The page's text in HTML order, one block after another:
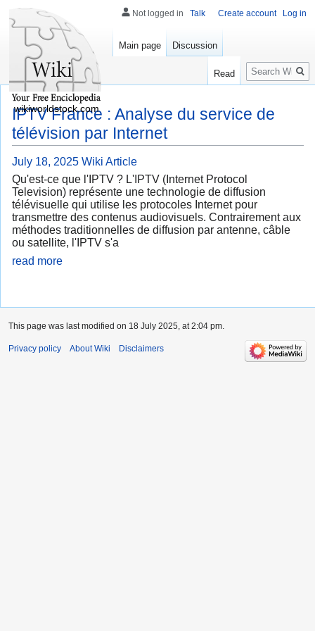
IPTV France : Analyse du service de
télévision par Internet
July 18, 2025 Wiki Article
Qu'est-ce que l'IPTV ? L'IPTV (Internet Protocol
Television) représente une technologie de diffusion
télévisuelle qui utilise les protocoles Internet pour
transmettre des contenus audiovisuels. Contrairement aux
méthodes traditionnelles de diffusion par antenne, câble
ou satellite, l'IPTV s'a
read more
Not logged in Talk Create account Log in
Main page Discussion
Read
Search
wikiworldstock.com
This page was last modified on 18 July 2025, at 2:04 pm.
Privacy policy About Wiki Disclaimers